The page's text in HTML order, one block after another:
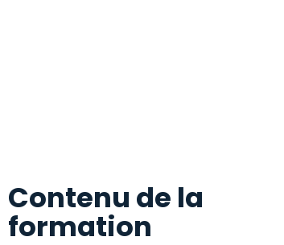
Contenu de la
formation